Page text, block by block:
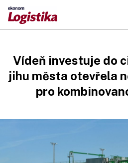
Vídeň investuje do
jihu města otevřela
pro